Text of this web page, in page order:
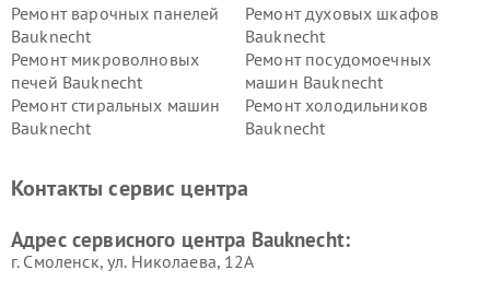
Ремонт варочных панелей
Bauknecht
Ремонт духовых шкафов
Bauknecht
Ремонт микроволновых
печей Bauknecht
Ремонт посудомоечных
машин Bauknecht
Ремонт стиральных машин
Bauknecht
Ремонт холодильников
Bauknecht
Контакты сервис центра
Адрес сервисного центра Bauknecht:
г. Смоленск, ул. Николаева, 12А